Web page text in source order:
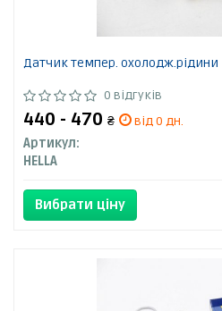
Датчик темпер. охолодж.рідини
0 відгуків
440 - 470 ₴
від 0 дн.
Артикул:
HELLA
Вибрати ціну